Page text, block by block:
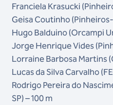
Franciela Krasucki
Geisa Coutinho
Hugo Balduino (Orcampi
Jorge Henrique Vides
Lorraine Barbosa Martins
Lucas da Silva Carvalho
Rodrigo Pereira do
SP) – 100 m